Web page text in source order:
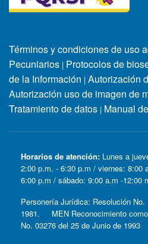
Términos y condiciones de uso
Pecuniarios | Protocolos de
de la Información | Autorización
Autorización uso de imagen de
Tratamiento de datos | Manual
Horarios de atención: Lunes a
2:00 p.m. - 6:30 p.m / viernes: 8:00
6:00 p.m / sábado: 9:00 a.m -12:00
Personería Jurídica: Resolución
1981. MEN Reconocimiento
No. 03276 del 25 de Junio de 1993